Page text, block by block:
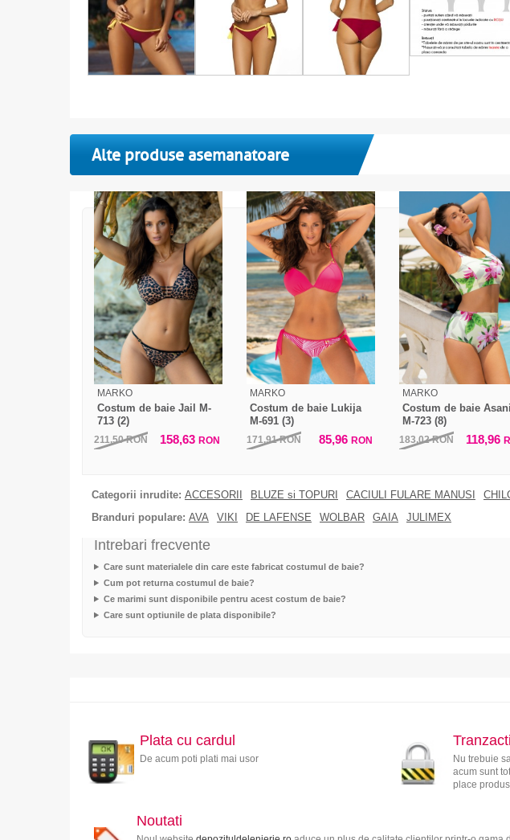
Alte produse asemanatoare
MARKO
Costum de baie Jail M-
713 (2)
211,50RON 158,63 RON
MARKO
Costum de baie Lukija
M-691 (3)
171,91RON 85,96 RON
MARKO
Costum de baie Asani
M-723 (8)
183,02RON 118,96
Categorii inrudite: ACCESORII BLUZE si TOPURI CACIULI FULARE MANUSI
Branduri populare: AVA VIKI DE LAFENSE WOLBAR GAIA JULIMEX
Intrebari frecvente
Care sunt materialele din care este fabricat costumul de baie?
Cum pot returna costumul de baie?
Ce marimi sunt disponibile pentru acest costum de baie?
Care sunt optiunile de plata disponibile?
Plata cu cardul
De acum poti plati mai usor
Nu trebuie
acum sunt
place
Noutati